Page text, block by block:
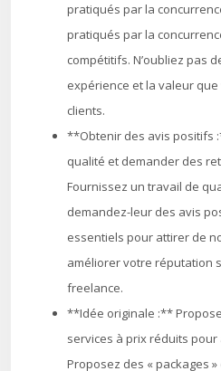
pratiqués par la
pratiqués par la
compétitifs. N’oubliez pas
expérience et la valeur
clients.
**Obtenir des avis positifs
qualité et demander des
Fournissez un travail de
demandez-leur des avis
essentiels pour attirer de
améliorer votre réputation
freelance.
**Idée originale :**
services à prix réduits
Proposez des « packages